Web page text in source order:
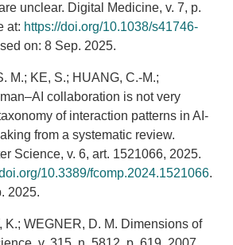
unclear. Digital Medicine, v. 7, p.
at: https://doi.org/10.1038/s41746-
on: 8 Sep. 2025.
M.; KE, S.; HUANG, C.-M.;
collaboration is not very
of interaction patterns in AI-
from a systematic review.
Science, v. 6, art. 1521066, 2025.
10.3389/fcomp.2024.1521066.
2025.
K.; WEGNER, D. M. Dimensions of